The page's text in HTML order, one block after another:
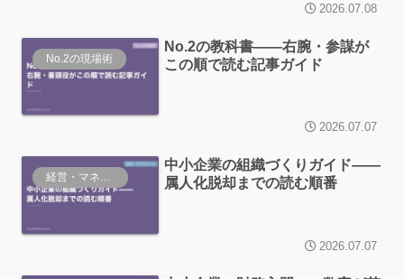
2026.07.08
No.2の現場術
No.2の教科書——右腕・参謀が
この順で読む記事ガイド
2026.07.07
経営・マネジメント
中小企業の組織づくりガイド——
属人化脱却までの読む順番
2026.07.07